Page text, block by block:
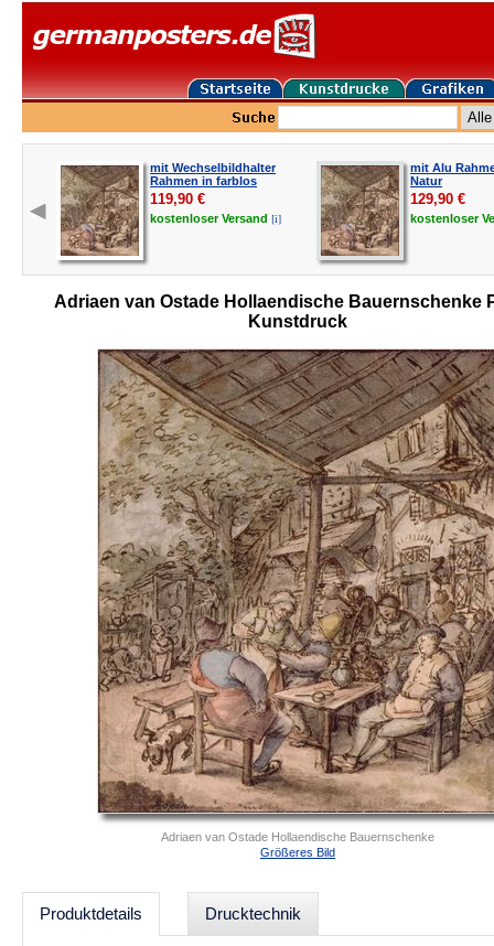
mit Wechselbildhalter
Rahmen in farblos
119,90 €
kostenloserVersand [i]
mit Alu
Natur
129,90 €
kostenloser
Adriaen van Ostade Hollaendische Bauernschenke
Kunstdruck
Adriaen van Ostade Hollaendische Bauernschenke
Größeres Bild
Produktdetails Drucktechnik